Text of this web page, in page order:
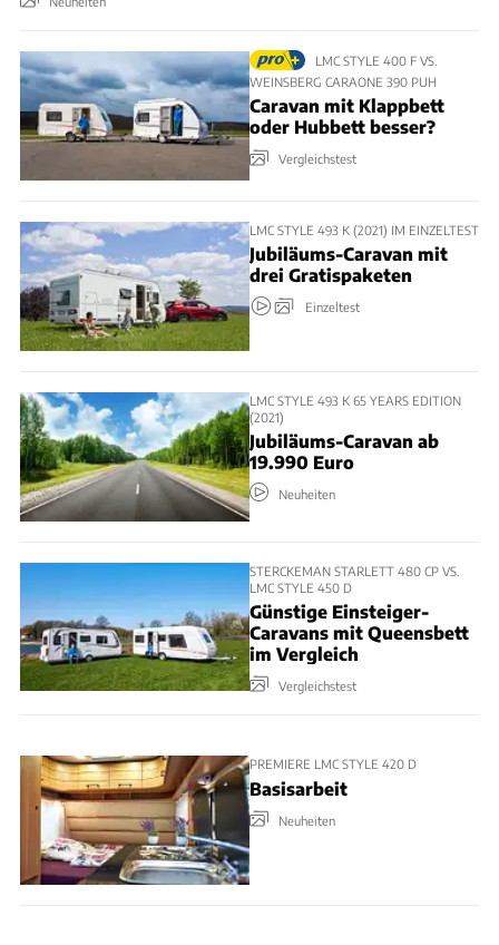
LMC STYLE 400 F VS.
WEINSBERG CARAONE 390 PUH
Caravan mit Klappbett
oder Hubbett besser?
Vergleichstest
LMC STYLE 493 K (2021) IM EINZELTEST
Jubiläums-Caravan mit
drei Gratispaketen
Einzeltest
LMC STYLE 493 K 65 YEARS EDITION
(2021)
Jubiläums-Caravan ab
19.990 Euro
Neuheiten
STERCKEMAN STARLETT 480 CP VS.
LMC STYLE 450 D
Günstige Einsteiger-
Caravans mit Queensbett
im Vergleich
Vergleichstest
PREMIERE LMC STYLE 420 D
Basisarbeit
Neuheiten